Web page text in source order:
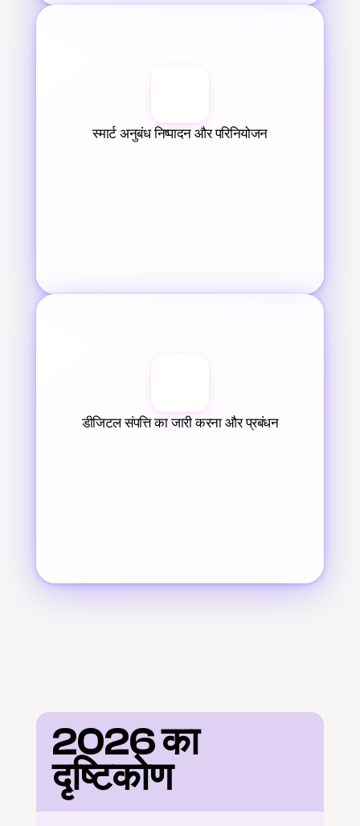
स्मार्ट अनुबंध निष्पादन और परिनियोजन
डीजिटल संपत्ति का जारी करना और प्रबंधन
2026 का
दृष्टिकोण